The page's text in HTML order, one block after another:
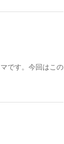
です。今回はこの